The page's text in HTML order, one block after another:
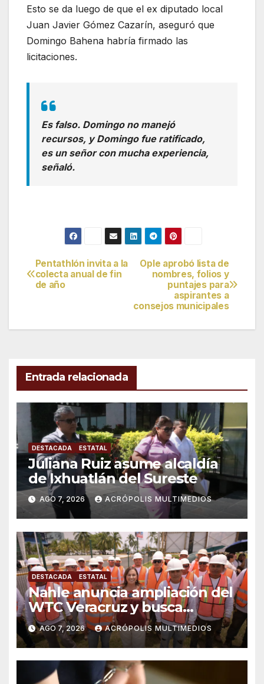
Esto se da luego de que el ex diputado local
Juan Javier Gómez Cazarín, aseguró que
Domingo Bahena habría firmado las
licitaciones.
Es falso. Domingo no manejó
recursos, y Domingo fue ratificado,
es un señor con mucha experiencia,
señaló.
Navegación
de
Ople aprobó lista de
nombres, folios y
puntajes para
aspirantes a
consejos municipales
Pentathlón invita a la
colecta anual de fin
de año
Entrada relacionada
DESTACADA ESTATAL
Juliana Ruiz asume alcaldía
de Ixhuatlán del Sureste
AGO 7, 2026 ACRÓPOLIS MULTIMEDIOS
DESTACADA ESTATAL
Nahle anuncia ampliación del
WTC Veracruz y busca
solución para ingenio en crisis
AGO 7, 2026 ACRÓPOLIS MULTIMEDIOS